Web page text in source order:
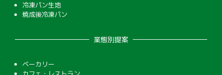
冷凍パン生地
焼成後冷凍パン
業態別提案
ベーカリー